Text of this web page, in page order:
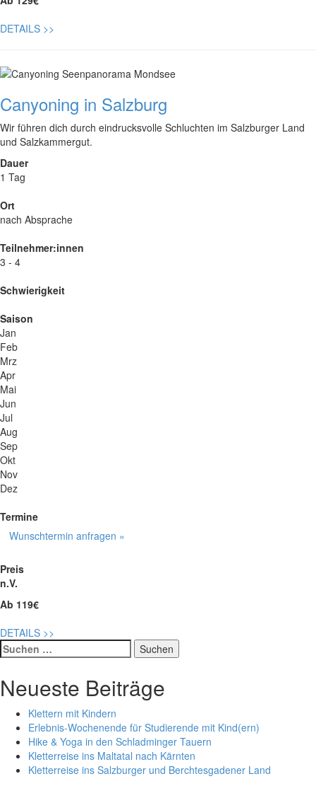
DETAILS >>
Canyoning in Salzburg
Wir führen dich durch eindrucksvolle Schluchten im Salzburger Land
und Salzkammergut.
Dauer
1 Tag
Ort
nach Absprache
Teilnehmer:innen
3 - 4
Schwierigkeit
Saison
Jan
Feb
Mrz
Apr
Mai
Jun
Jul
Aug
Sep
Okt
Nov
Dez
Termine
Wunschtermin anfragen »
Preis
n.V.
Ab 119€
DETAILS >>
Suche
nach:
Neueste Beiträge
Klettern mit Kindern
Erlebnis-Wochenende für Studierende mit Kind(ern)
Hike & Yoga in den Schladminger Tauern
Kletterreise ins Maltatal nach Kärnten
Kletterreise ins Salzburger und Berchtesgadener Land